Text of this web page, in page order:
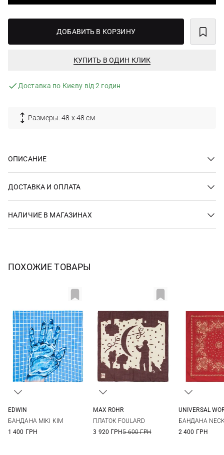
ДОБАВИТЬ В КОРЗИНУ
КУПИТЬ В ОДИН КЛИК
Доставка по Києву від 2 годин
Размеры: 48 х 48 см
ОПИСАНИЕ
ДОСТАВКА И ОПЛАТА
НАЛИЧИЕ В МАГАЗИНАХ
ПОХОЖИЕ ТОВАРЫ
EDWIN
БАНДАНА MIKI KIM
1 400 ГРН
MAX ROHR
ПЛАТОК FOULARD
3 920 ГРН5 600 ГРН
UNIVERSAL
БАНДАНА
2 400 ГРН